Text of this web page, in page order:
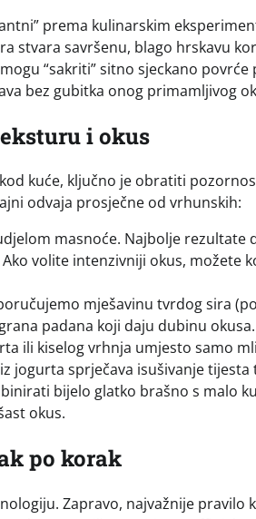
prema kulinarskim
stvara savršenu, blago hrskavu
“sakriti” sitno sjeckano
bez gubitka onog primamljivog
i okus
kuće, ključno je obratiti
odvaja prosječne od vrhunskih:
masnoće. Najbolje rezultate
volite intenzivniji okus, možete
mješavinu tvrdog sira
padana koji daju dubinu okusa.
ili kiselog vrhnja umjesto samo
jogurta sprječava isušivanje tijesta
bijelo glatko brašno s malo
okus.
po korak
Zapravo, najvažnije pravilo